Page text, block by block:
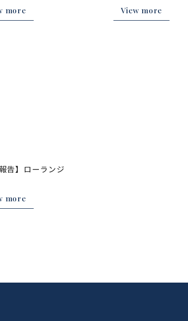
more View more
告】ローランジ
more